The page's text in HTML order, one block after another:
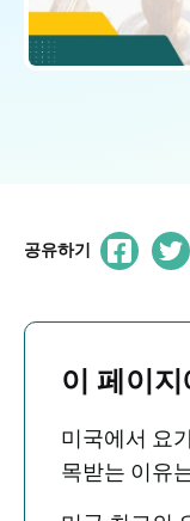
공유하기
이 페이지
미국에서 요
목받는 이유